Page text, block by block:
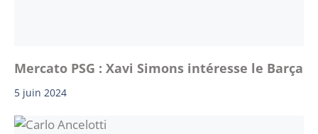
Mercato PSG : Xavi Simons intéresse le Barça
5 juin 2024